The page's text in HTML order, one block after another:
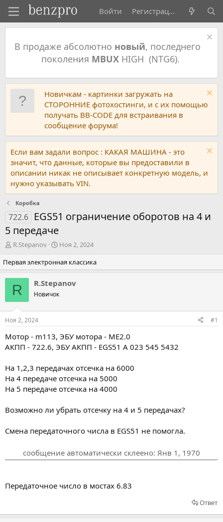
Войти Регистрация
В продаже абсолютно новый, последнего
поколения MBUXHIGH (NTG6).
Новичкам - картинки загружать на
СТОРОННИЕ фотохостинги, и с их помощью
получать BB-CODE для встраивания в
сообщение форума!
Если вам задали вопрос : КАКАЯ МАШИНА - это
значит, что данные, которые вы предоставили в
описании никак не описывает конкретную модель, и
нужно указывать VIN.
Коробка
722.6
EGS51 ограничение оборотов на 4 и
5 передаче
А
т
о
р
т
е
м
R.Stepanov
Д
т
а
н
а
ч
а
Ноя 2, 2024
Первая электронная классика
R R.Stepanov
Новичок
Ноя 2, 2024 #1
Мотор - m113, ЭБУ мотора - ME2.0
АКПП - 722.6, ЭБУ АКПП - EGS51 A 023 545 5432
На 1,2,3 передачах отсечка на 6000
На 4 передаче отсечка на 5000
На 5 передаче отсечка на 4000
Возможно ли убрать отсечку на 4 и 5 передачах?
Смена передаточного числа в EGS51 не помогла.
сообщение автоматически склеено: Янв 1, 1970
Передаточное число в мостах 6.83
Ответ